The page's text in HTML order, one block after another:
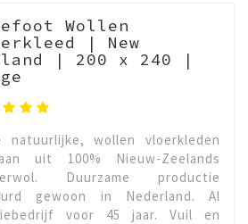
Wollen
| New
| 200 x 240 |
natuurlijke, wollen vloerkleden
uit 100% Nieuw-Zeelands
Duurzame productie
gewoon in Nederland. Al
voor 45 jaar. Vuil en